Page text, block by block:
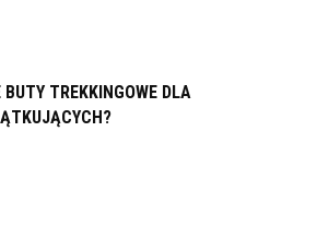
BUTY TREKKINGOWE DLA